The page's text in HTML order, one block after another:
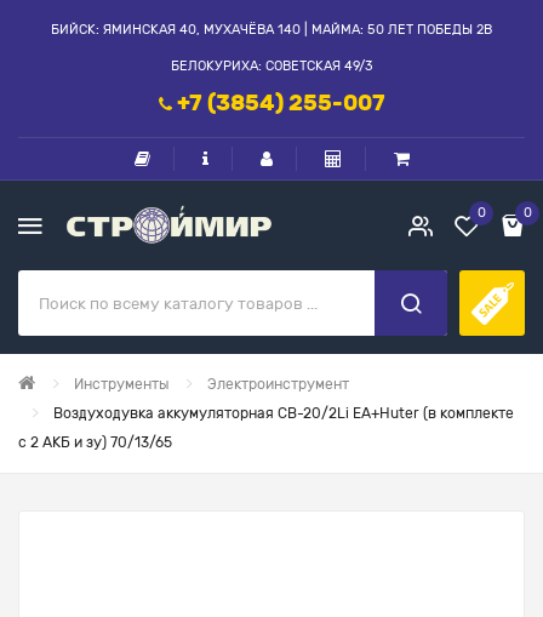
БИЙСК: ЯМИНСКАЯ 40, МУХАЧЁВА 140 | МАЙМА: 50 ЛЕТ ПОБЕДЫ 2В
БЕЛОКУРИХА: СОВЕТСКАЯ 49/3
+7 (3854) 255-007
0 0
Инструменты
Электроинструмент
Воздуходувка аккумуляторная СВ-20/2Li EA+Huter (в комплекте
с 2 АКБ и зу) 70/13/65